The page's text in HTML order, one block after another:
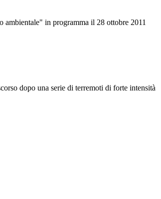
in programma il 28 ottobre 2011
dopo una serie di terremoti di forte intensità